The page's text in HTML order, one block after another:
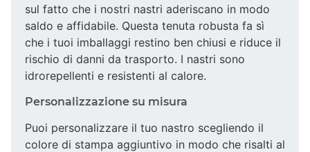
sul fatto che i nostri nastri aderiscano in modo
saldo e affidabile. Questa tenuta robusta fa sì
che i tuoi imballaggi restino ben chiusi e riduce il
rischio di danni da trasporto. I nastri sono
idrorepellenti e resistenti al calore.
Personalizzazione su misura
Puoi personalizzare il tuo nastro scegliendo il
colore di stampa aggiuntivo in modo che risalti al